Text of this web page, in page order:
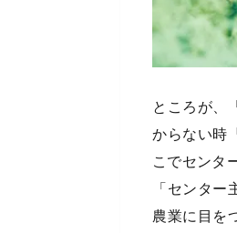
ところが、
からない時
こでセンタ
「センタ
農業に目を